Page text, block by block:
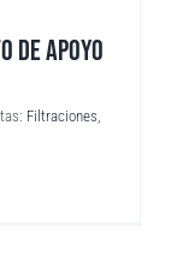
DE APOYO
Filtraciones,